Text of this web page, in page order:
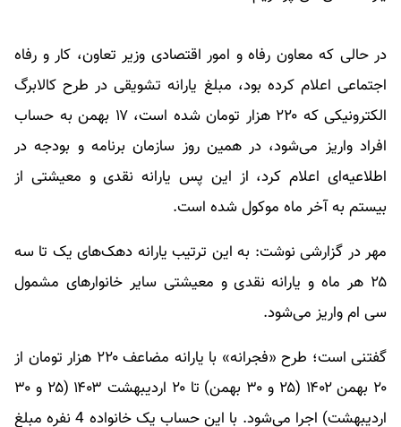
در حالی که معاون رفاه و امور اقتصادی وزیر تعاون، کار و رفاه
اجتماعی اعلام کرده بود، مبلغ یارانه تشویقی در طرح کالابرگ
الکترونیکی که ۲۲۰ هزار تومان شده است، ۱۷ بهمن به حساب
افراد واریز می‌شود، در همین روز سازمان برنامه و بودجه در
اطلاعیه‌ای اعلام کرد، از این پس یارانه نقدی و معیشتی از
بیستم به آخر ماه موکول شده است.
مهر در گزارشی نوشت: به این ترتیب یارانه دهک‌های یک تا سه
۲۵ هر ماه و یارانه نقدی و معیشتی سایر خانوارهای مشمول
سی ام واریز می‌شود.
گفتنی است؛ طرح «فجرانه» با یارانه مضاعف ۲۲۰ هزار تومان از
۲۰ بهمن ۱۴۰۲ (۲۵ و ۳۰ بهمن) تا ۲۰ اردیبهشت ۱۴۰۳ (۲۵ و ۳۰
اردیبهشت) اجرا می‌شود. با این حساب یک خانواده 4 نفره مبلغ